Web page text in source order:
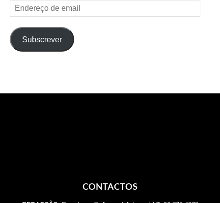
Endereço
de
email
Subscrever
CONTACTOS